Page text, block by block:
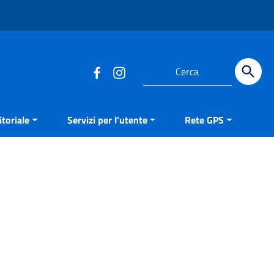
Cerca
Servizi per l’utente Rete GPS